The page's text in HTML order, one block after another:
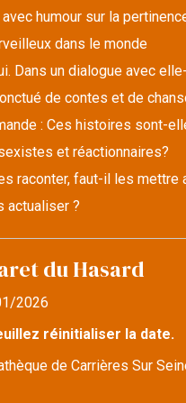
avec humour sur la
dans le monde
Dans un dialogue avec elle-
de contes et de
: Ces histoires sont-
et réactionnaires?
raconter, faut-il les mettre
actualiser ?
du Hasard
2026
réinitialiser la date.
de Carrières Sur